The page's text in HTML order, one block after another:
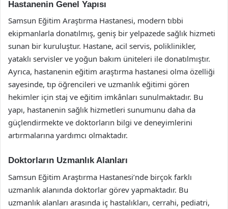
Hastanenin Genel Yapısı
Samsun Eğitim Araştırma Hastanesi, modern tıbbi
ekipmanlarla donatılmış, geniş bir yelpazede sağlık hizmeti
sunan bir kuruluştur. Hastane, acil servis, poliklinikler,
yataklı servisler ve yoğun bakım üniteleri ile donatılmıştır.
Ayrıca, hastanenin eğitim araştırma hastanesi olma özelliği
sayesinde, tıp öğrencileri ve uzmanlık eğitimi gören
hekimler için staj ve eğitim imkânları sunulmaktadır. Bu
yapı, hastanenin sağlık hizmetleri sunumunu daha da
güçlendirmekte ve doktorların bilgi ve deneyimlerini
artırmalarına yardımcı olmaktadır.
Doktorların Uzmanlık Alanları
Samsun Eğitim Araştırma Hastanesi’nde birçok farklı
uzmanlık alanında doktorlar görev yapmaktadır. Bu
uzmanlık alanları arasında iç hastalıkları, cerrahi, pediatri,